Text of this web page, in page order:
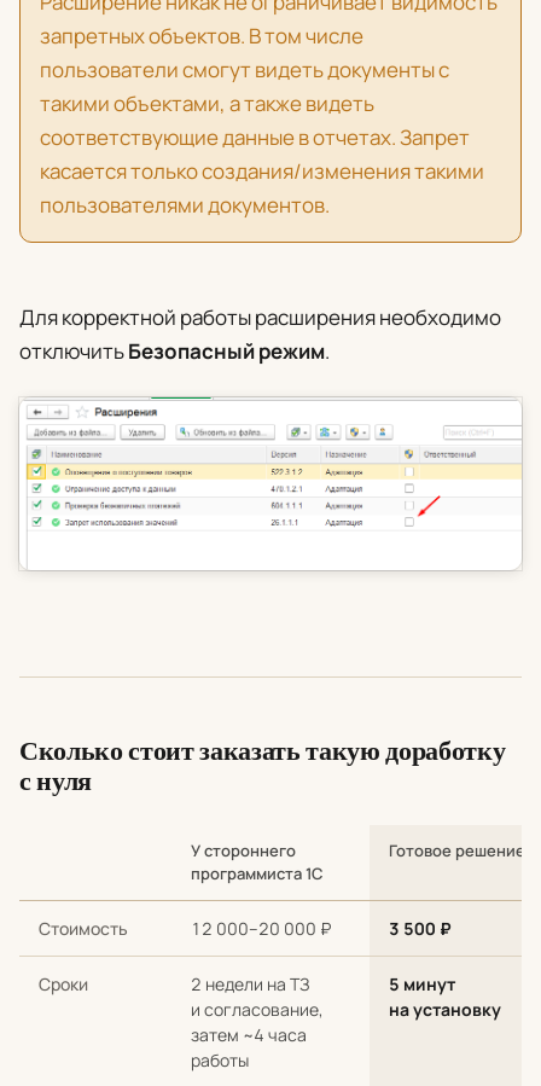
запретных объектов. В том числе
пользователи смогут видеть документы с
такими объектами, а также видеть
соответствующие данные в отчетах. Запрет
касается только создания/изменения такими
пользователями документов.
Для корректной работы расширения необходимо
отключитьБезопасный режим.
Сколько стоит заказать такую доработку
с нуля
У стороннего
программиста 1С
Готовое решение
Стоимость 12 000–20 000 ₽ 3 500 ₽
Сроки
2 недели на ТЗ
и согласование,
затем ~4 часа
работы
5 минут
на установку